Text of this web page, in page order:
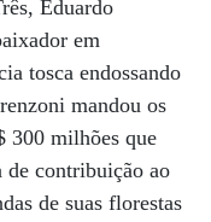
Eduardo
em
tosca endossando
mandou os
300 milhões que
de contribuição ao
de suas florestas